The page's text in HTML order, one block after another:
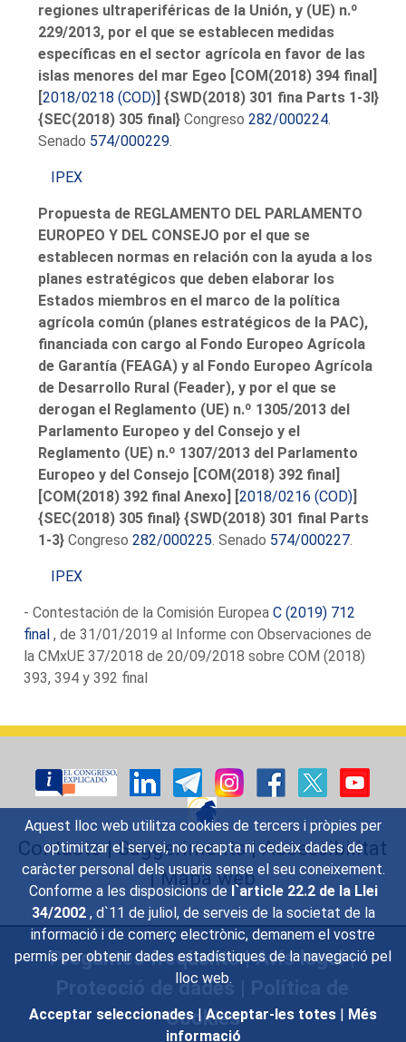
Aquest lloc web utilitza cookies de tercers i pròpies per
optimitzar el servei, no recapta ni cedeix dades de
caràcter personal dels usuaris sense el seu coneixement.
Conforme a les disposicions del`article 22.2 de la Llei
34/2002 , d`11 de juliol, de serveis de la societat de la
informació i de comerç electrònic, demanem el vostre
permís per obtenir dades estadístiques de la navegació pel
lloc web.
Acceptar seleccionades | Acceptar-les totes | Més
informació
regiones ultraperiféricas de la Unión, y (UE) n.º
229/2013, por el que se establecen medidas
específicas en el sector agrícola en favor de las
islas menores del mar Egeo [COM(2018) 394 final]
[2018/0218 (COD)] {SWD(2018) 301 fina Parts 1-3l}
{SEC(2018) 305 final}Congreso282/000224
Senado 574/000229
IPEX
Propuesta de REGLAMENTO DEL PARLAMENTO
EUROPEO Y DEL CONSEJO por el que se
establecen normas en relación con la ayuda a los
planes estratégicos que deben elaborar los
Estados miembros en el marco de la política
agrícola común (planes estratégicos de la PAC),
financiada con cargo al Fondo Europeo Agrícola
de Garantía (FEAGA) y al Fondo Europeo Agrícola
de Desarrollo Rural (Feader), y por el que se
derogan el Reglamento (UE) n.º 1305/2013 del
Parlamento Europeo y del Consejo y el
Reglamento (UE) n.º 1307/2013 del Parlamento
Europeo y del Consejo [COM(2018) 392 final]
[COM(2018) 392 final Anexo] [2018/0216 (COD)]
{SEC(2018) 305 final} {SWD(2018) 301 final Parts
1-3}Congreso282/000225 . Senado 574/000227
IPEX
- Contestación de la Comisión EuropeaC (2019) 712
final , de 31/01/2019 al Informe con Observaciones de
la CMxUE 37/2018 de 20/09/2018 sobre COM (2018)
393, 394 y 392 final
Contacte|Suggeriments|Accessibilitat
|Mapa web
Preguntes freqüents|Avís legal|
Protecció de dades
Cookies